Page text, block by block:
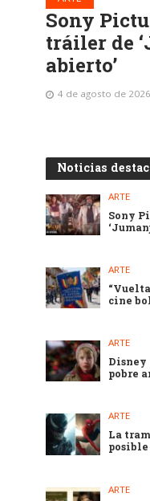
Sony
tráiler de
abierto’
4 de agosto de 2026
Noticias
ARTE
Sony
ARTE
cine
ARTE
Disney
pobre
ARTE
La
ARTE